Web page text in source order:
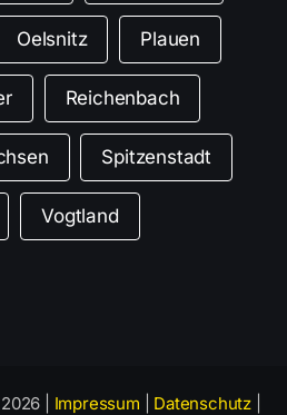
Oelsnitz Plauen
Reichenbach
Spitzenstadt
Vogtland
| Impressum Datenschutz